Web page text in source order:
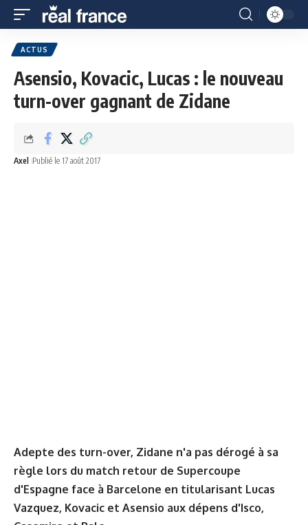
ACTUS
Asensio, Kovacic, Lucas : le nouveau
turn-over gagnant de Zidane
Axel Publié le 17 août 2017
Adepte des turn-over, Zidane n'a pas dérogé à sa
règle lors du match retour de Supercoupe
d'Espagne face à Barcelone en titularisant Lucas
Vazquez, Kovacic et Asensio aux dépens d'Isco,